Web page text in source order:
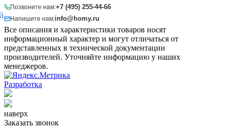
Позвоните нам:+7 (495) 255-44-66
Напишите нам:info@homy.ru
Все описания и характеристики товаров носят
информационный характер и могут отличаться от
представленных в технической документации
производителей. Уточняйте информацию у наших
менеджеров.
Разработка
наверх
Заказать звонок